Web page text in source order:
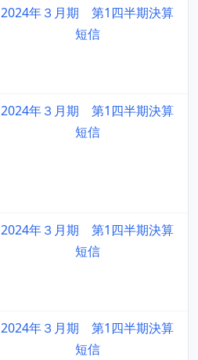
2024年３月期 第1四半期決算
短信
2024年３月期 第1四半期決算
短信
2024年３月期 第1四半期決算
短信
2024年３月期 第1四半期決算
短信